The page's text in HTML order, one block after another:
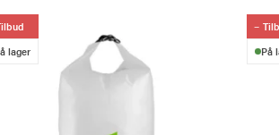
lager
På